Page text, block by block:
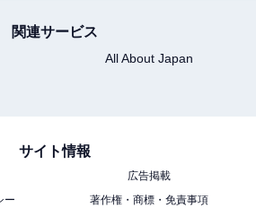
関連サービス
All About Japan
サイト情報
広告掲載
ー
著作権・商標・免責事項